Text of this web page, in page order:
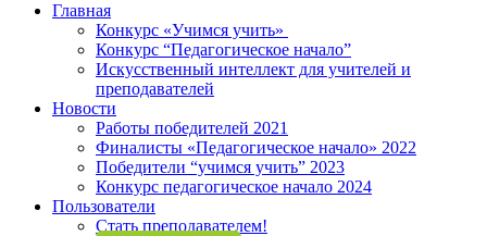
Главная
Конкурс «Учимся учить»
Конкурс “Педагогическое начало”
Искусственный интеллект для учителей и
преподавателей
Новости
Работы победителей 2021
Финалисты «Педагогическое начало» 2022
Победители “учимся учить” 2023
Конкурс педагогическое начало 2024
Пользователи
Стать преподавателем!